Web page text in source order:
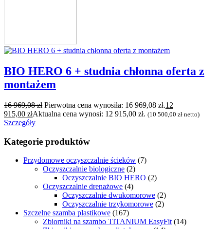
BIO HERO 6 + studnia chłonna oferta z
montażem
16 969,08zł Pierwotna cena wynosiła: 16 969,08 zł.12
915,00 złAktualna cena wynosi: 12 915,00 zł. (10 500,00 zł netto)
Szczegóły
Kategorie produktów
Przydomowe oczyszczalnie ścieków (7)
Oczyszczalnie biologiczne (2)
Oczyszczalnie BIO HERO (2)
Oczyszczalnie drenażowe (4)
Oczyszczalnie dwukomorowe (2)
Oczyszczalnie trzykomorowe (2)
Szczelne szamba plastikowe (167)
Zbiorniki na szambo TITANIUM EasyFit (14)